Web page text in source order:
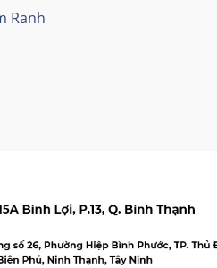
Ranh